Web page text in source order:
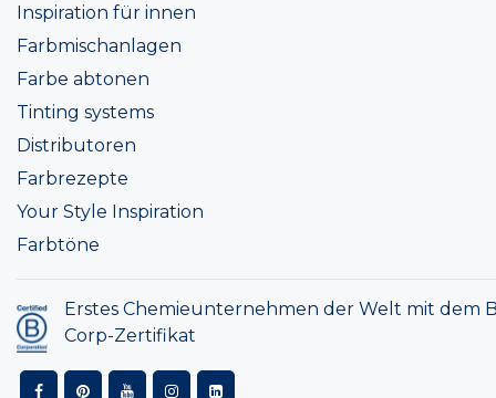
Inspiration für innen
Farbmischanlagen
Farbe abtonen
Tinting systems
Distributoren
Farbrezepte
Your Style Inspiration
Farbtöne
Erstes Chemieunternehmen der Welt mit dem
Corp-Zertifikat